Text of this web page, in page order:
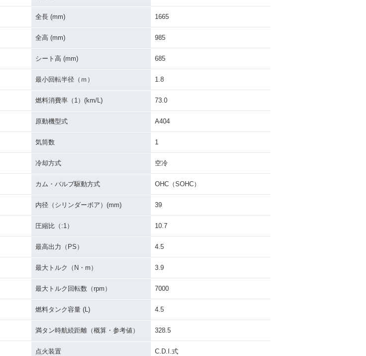
全長 (mm) 1665
全高 (mm) 985
シート高 (mm) 685
最小回転半径（ｍ） 1.8
燃料消費率（1）(km/L) 73.0
原動機型式 A404
気筒数 1
冷却方式 空冷
カム・バルブ駆動方式 OHC（SOHC）
内径（シリンダーボア）(mm) 39
圧縮比（:1） 10.7
最高出力（PS） 4.5
最大トルク（N・m） 3.9
最大トルク回転数（rpm） 7000
燃料タンク容量 (L) 4.5
満タン時航続距離（概算・参考値） 328.5
点火装置 C.D.I.式